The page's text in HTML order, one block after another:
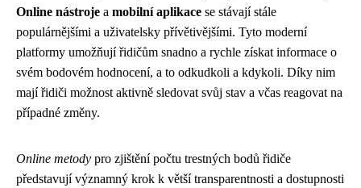
Online nástroje a mobilní aplikace se stávají stále
populárnějšími a uživatelsky přívětivějšími. Tyto moderní
platformy umožňují řidičům snadno a rychle získat informace o
svém bodovém hodnocení, a to odkudkoli a kdykoli. Díky nim
mají řidiči možnost aktivně sledovat svůj stav a včas reagovat na
případné změny.
Online metody pro zjištění počtu trestných bodů řidiče
představují významný krok k větší transparentnosti a dostupnosti